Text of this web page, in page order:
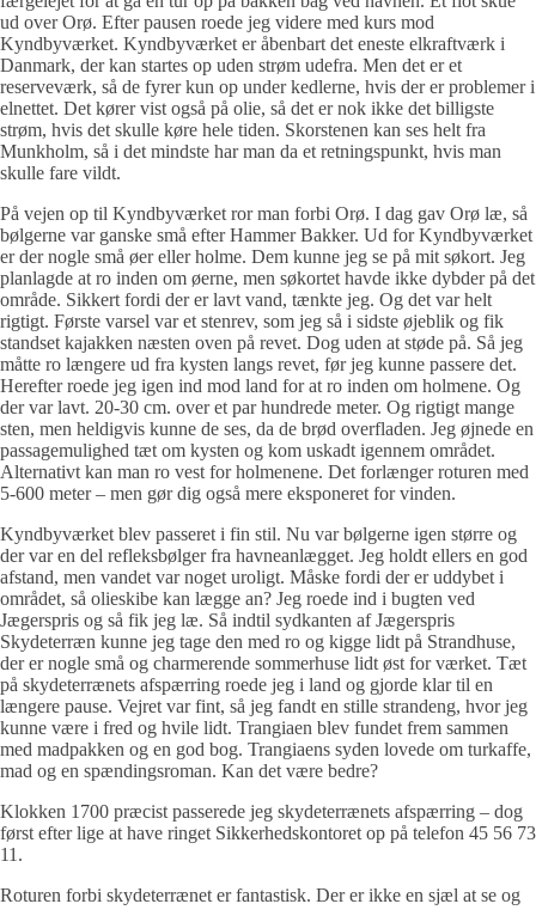
ud over Orø. Efter pausen roede jeg videre med kurs mod
Kyndbyværket. Kyndbyværket er åbenbart det eneste elkraftværk i
Danmark, der kan startes op uden strøm udefra. Men det er et
reserveværk, så de fyrer kun op under kedlerne, hvis der er problemer i
elnettet. Det kører vist også på olie, så det er nok ikke det billigste
strøm, hvis det skulle køre hele tiden. Skorstenen kan ses helt fra
Munkholm, så i det mindste har man da et retningspunkt, hvis man
skulle fare vildt.
På vejen op til Kyndbyværket ror man forbi Orø. I dag gav Orø læ, så
bølgerne var ganske små efter Hammer Bakker. Ud for Kyndbyværket
er der nogle små øer eller holme. Dem kunne jeg se på mit søkort. Jeg
planlagde at ro inden om øerne, men søkortet havde ikke dybder på det
område. Sikkert fordi der er lavt vand, tænkte jeg. Og det var helt
rigtigt. Første varsel var et stenrev, som jeg så i sidste øjeblik og fik
standset kajakken næsten oven på revet. Dog uden at støde på. Så jeg
måtte ro længere ud fra kysten langs revet, før jeg kunne passere det.
Herefter roede jeg igen ind mod land for at ro inden om holmene. Og
der var lavt. 20-30 cm. over et par hundrede meter. Og rigtigt mange
sten, men heldigvis kunne de ses, da de brød overfladen. Jeg øjnede en
passagemulighed tæt om kysten og kom uskadt igennem området.
Alternativt kan man ro vest for holmenene. Det forlænger roturen med
5-600 meter – men gør dig også mere eksponeret for vinden.
Kyndbyværket blev passeret i fin stil. Nu var bølgerne igen større og
der var en del refleksbølger fra havneanlægget. Jeg holdt ellers en god
afstand, men vandet var noget uroligt. Måske fordi der er uddybet i
området, så olieskibe kan lægge an? Jeg roede ind i bugten ved
Jægerspris og så fik jeg læ. Så indtil sydkanten af Jægerspris
Skydeterræn kunne jeg tage den med ro og kigge lidt på Strandhuse,
der er nogle små og charmerende sommerhuse lidt øst for værket. Tæt
på skydeterrænets afspærring roede jeg i land og gjorde klar til en
længere pause. Vejret var fint, så jeg fandt en stille strandeng, hvor jeg
kunne være i fred og hvile lidt. Trangiaen blev fundet frem sammen
med madpakken og en god bog. Trangiaens syden lovede om turkaffe,
mad og en spændingsroman. Kan det være bedre?
Klokken 1700 præcist passerede jeg skydeterrænets afspærring – dog
først efter lige at have ringet Sikkerhedskontoret op på telefon 45 56 73
11.
Roturen forbi skydeterrænet er fantastisk. Der er ikke en sjæl at se og